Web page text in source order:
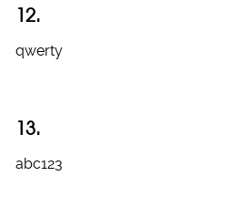
12.
qwerty
13.
abc123